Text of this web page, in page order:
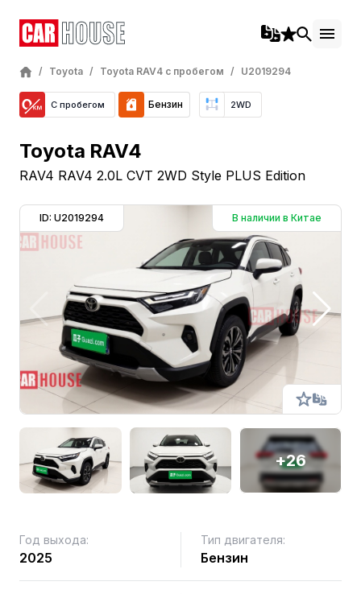
/ Toyota / Toyota RAV4 с пробегом / U2019294
С пробегом Бензин 2WD
Toyota RAV4
RAV4 RAV4 2.0L CVT 2WD Style PLUS Edition
ID: U2019294 В наличии в Китае
+26
Год выхода:
2025
Тип двигателя:
Бензин